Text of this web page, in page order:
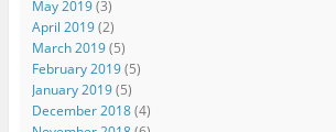
May 2019(3)
April 2019(2)
March 2019(5)
February 2019(5)
January 2019(5)
December 2018(4)